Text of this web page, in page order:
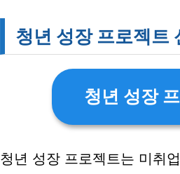
청년 성장 프로젝트
청년 성장
청년 성장 프로젝트는 미취